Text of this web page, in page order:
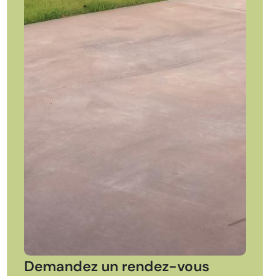
Demandez un rendez-vous